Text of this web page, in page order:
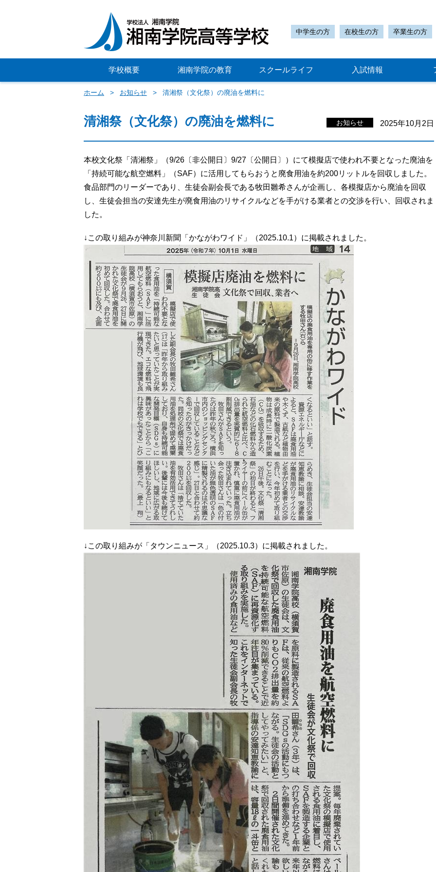
中学生の方 在校生の方 卒業生の方
学校概要 湘南学院の教育 スクールライフ 入試情報
ホーム お知らせ 清湘祭（文化祭）の廃油を燃料に
清湘祭（文化祭）の廃油を燃料に お知らせ 2025年10月2日
本校文化祭「清湘祭」（9/26〔非公開日〕9/27〔公開日〕）にて模擬店で使われ不要となった廃油を
「持続可能な航空燃料」（SAF）に活用してもらおうと廃食用油を約200リットルを回収しました。
食品部門のリーダーであり、生徒会副会長である牧田雛希さんが企画し、各模擬店から廃油を回収
し、生徒会担当の安達先生が廃食用油のリサイクルなどを手がける業者との交渉を行い、回収されま
した。
↓この取り組みが神奈川新聞「かながわワイド」（2025.10.1）に掲載されました。
↓この取り組みが「タウンニュース」（2025.10.3）に掲載されました。